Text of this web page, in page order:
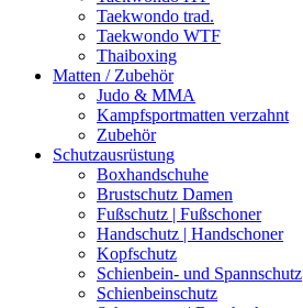
Taekwondo trad.
Taekwondo WTF
Thaiboxing
Matten / Zubehör
Judo & MMA
Kampfsportmatten verzahnt
Zubehör
Schutzausrüstung
Boxhandschuhe
Brustschutz Damen
Fußschutz | Fußschoner
Handschutz | Handschoner
Kopfschutz
Schienbein- und Spannschutz
Schienbeinschutz